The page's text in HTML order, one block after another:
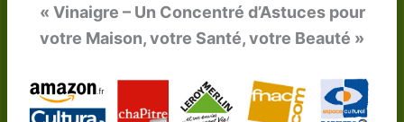
« Vinaigre – Un Concentré d’Astuces pour
votre Maison, votre Santé, votre Beauté »